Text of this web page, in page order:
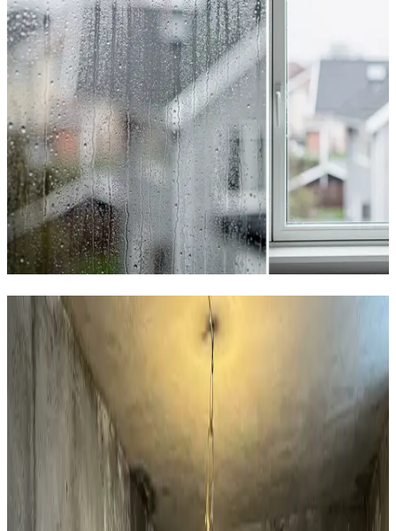
Hvad kan vi hjælpe dig med i
Løgstør?
Boligventilation
AirPro V2 decentral ventilation til private huse i Løgstør.
97% varmegenvinding, 12 dB og WiFi-styring. Den
effektive løsning mod fugt i huset.
Læs mere